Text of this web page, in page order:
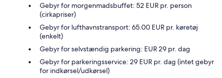
Gebyr for morgenmadsbuffet: 52 EUR pr. person
(cirkapriser)
Gebyr for lufthavnstransport: 65.00 EUR pr. køretøj
(enkelt)
Gebyr for selvstændig parkering: EUR 29 pr. dag
Gebyr for parkeringsservice: 29 EUR pr. dag (intet gebyr
for indkørsel/udkørsel)